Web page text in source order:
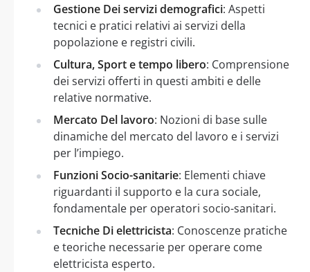
Gestione Dei servizi demografici: Aspetti
tecnici e pratici relativi ai servizi della
popolazione e registri civili.
Cultura, Sport e tempo libero: Comprensione
dei servizi offerti in questi ambiti e delle
relative normative.
Mercato Del lavoro: Nozioni di base sulle
dinamiche del mercato del lavoro e i servizi
per l’impiego.
Funzioni Socio-sanitarie: Elementi chiave
riguardanti il supporto e la cura sociale,
fondamentale per operatori socio-sanitari.
Tecniche Di elettricista: Conoscenze pratiche
e teoriche necessarie per operare come
elettricista esperto.